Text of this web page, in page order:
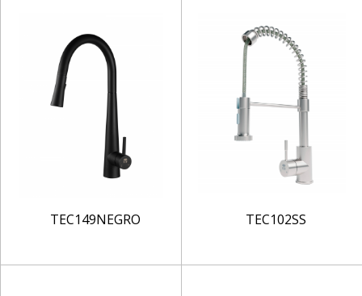
TEC149NEGRO TEC102SS